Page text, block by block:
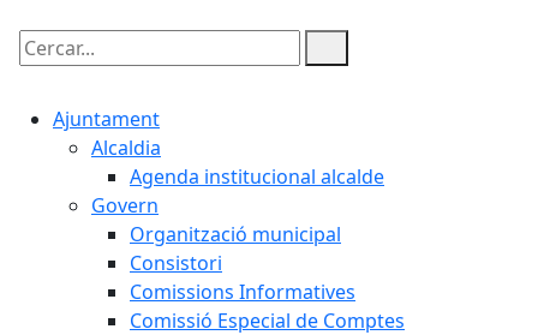
Cercar:
Ajuntament
Alcaldia
Agenda institucional alcalde
Govern
Organització municipal
Consistori
Comissions Informatives
Comissió Especial de Comptes